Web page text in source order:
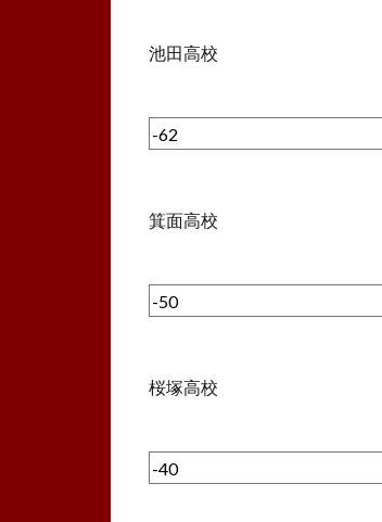
池田高校
箕面高校
桜塚高校